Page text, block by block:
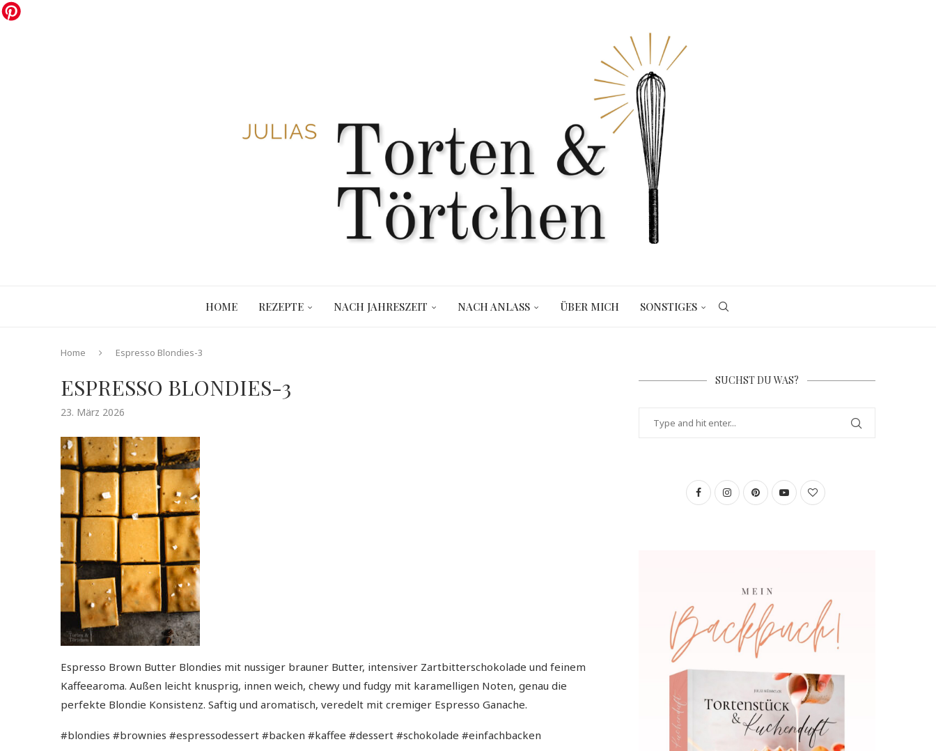
HOME REZEPTE NACH JAHRESZEIT NACH ANLASS ÜBER MICH SONSTIGES
Home Espresso Blondies-3
ESPRESSO BLONDIES-3
23. März 2026
Espresso Brown Butter Blondies mit nussiger brauner Butter, intensiver Zartbitterschokolade und feinem
Kaffeearoma. Außen leicht knusprig, innen weich, chewy und fudgy mit karamelligen Noten, genau die
perfekte Blondie Konsistenz. Saftig und aromatisch, veredelt mit cremiger Espresso Ganache.
#blondies #brownies #espressodessert #backen #kaffee #dessert #schokolade #einfachbacken
SUCHST DU WAS?